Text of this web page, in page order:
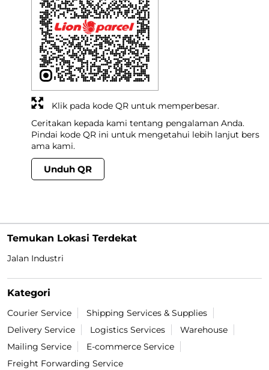
Ceritakan kepada kami tentang pengalaman Anda.
Pindai kode QR ini untuk mengetahui lebih lanjut bers
ama kami.
Unduh QR
Klik pada kode QR untuk memperbesar.
Temukan Lokasi Terdekat
Jalan Industri
Kategori
Courier Service
Shipping Services & Supplies
Delivery Service
Logistics Services
Warehouse
Mailing Service
E-commerce Service
Freight Forwarding Service